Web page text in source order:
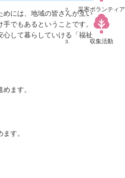
災害ボランティア
収集活動
めには、地域の皆さんが互い
でもあるということです。
して暮らしていける「福祉
ます。
す。